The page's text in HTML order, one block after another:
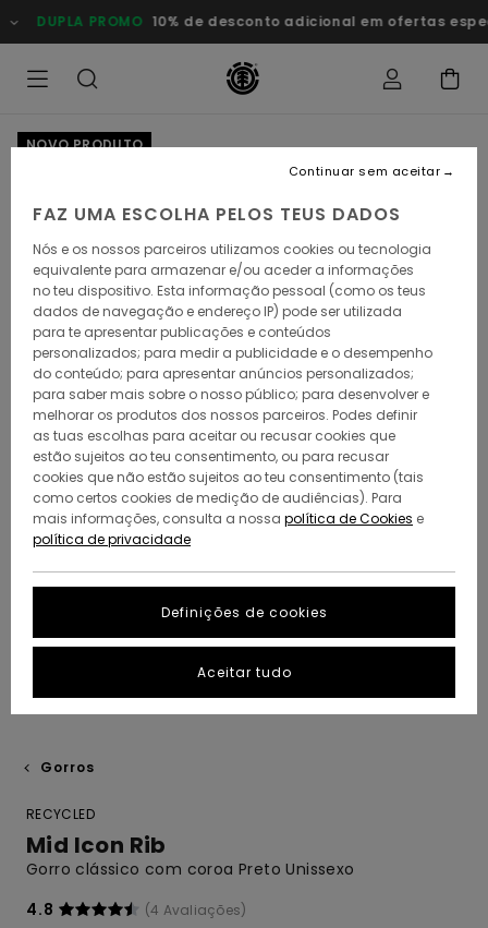
para
a
DUPLA PROMO 10% de desconto adicional em ofertas
NOVO PRODUTO
Gorros
RECYCLED
Mid Icon Rib
Gorro clássico com coroa Preto Unissexo
4.8
(4 Avaliações)
FAZ UMA ESCOLHA PELOS TEUS DADOS
Nós e os nossos parceiros utilizamos cookies ou tecnologia
equivalente para armazenar e/ou aceder a informações
no teu dispositivo. Esta informação pessoal (como os teus
dados de navegação e endereço IP) pode ser utilizada
para te apresentar publicações e conteúdos
personalizados; para medir a publicidade e o desempenho
do conteúdo; para apresentar anúncios personalizados;
para saber mais sobre o nosso público; para desenvolver e
melhorar os produtos dos nossos parceiros. Podes definir
as tuas escolhas para aceitar ou recusar cookies que
estão sujeitos ao teu consentimento, ou para recusar
cookies que não estão sujeitos ao teu consentimento (tais
como certos cookies de medição de audiências). Para
mais informações, consulta a nossa política de Cookies e
política de privacidade
Definições de cookies
Continuar sem aceitar
Aceitar tudo